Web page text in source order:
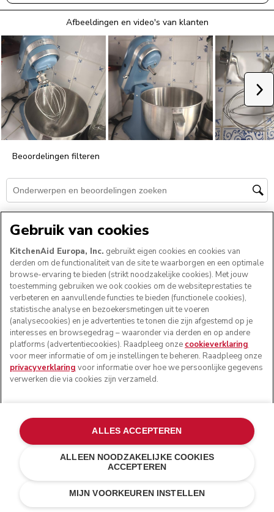
Kosten besparen€ 119,80
E-MAIL MIJ BIJ
BESCHIKBAARHEID
Gebruik van cookies
KitchenAid Europa, Inc. gebruikt eigen cookies en cookies van
derden om de functionaliteit van de site te waarborgen en een optimale
browse-ervaring te bieden (strikt noodzakelijke cookies). Met jouw
toestemming gebruiken we ook cookies om de websiteprestaties te
verbeteren en aanvullende functies te bieden (functionele cookies),
statistische analyse en bezoekersmetingen uit te voeren
(analysecookies) en je advertenties te tonen die zijn afgestemd op je
interesses en browsegedrag – waaronder via derden en op andere
platforms (advertentiecookies). Raadpleeg onze cookieverklaring
voor meer informatie of om je instellingen te beheren. Raadpleeg onze
privacyverklaring voor informatie over hoe we persoonlijke gegevens
verwerken die via cookies zijn verzameld.
MIJN VOORKEUREN INSTELLEN
ALLEEN NOODZAKELIJKE COOKIES
ACCEPTEREN
ALLES ACCEPTEREN